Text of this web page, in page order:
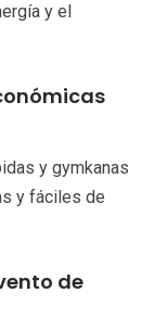
y el
y gymkanas
y fáciles de
de